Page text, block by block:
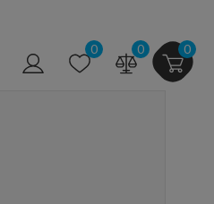
0 0 0